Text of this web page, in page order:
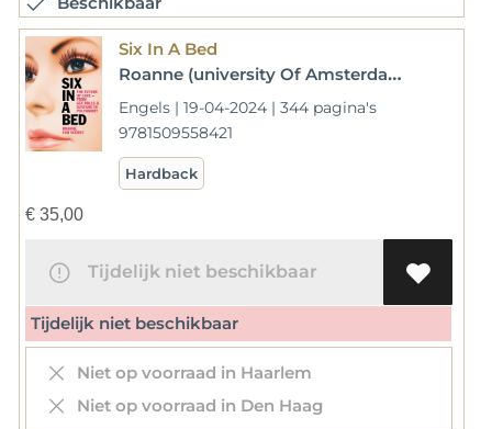
Six In A Bed
Roanne (university Of Amsterdam) Van Voorst
Engels | 19-04-2024 | 344 pagina's
9781509558421
Hardback
€35,00
Tijdelijk niet beschikbaar
Tijdelijk niet beschikbaar
Niet op voorraad in Haarlem
Niet op voorraad in Den Haag